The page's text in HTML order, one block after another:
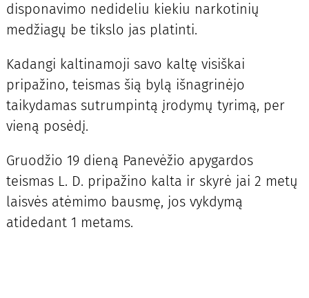
disponavimo nedideliu kiekiu narkotinių
medžiagų be tikslo jas platinti.
Kadangi kaltinamoji savo kaltę visiškai
pripažino, teismas šią bylą išnagrinėjo
taikydamas sutrumpintą įrodymų tyrimą, per
vieną posėdį.
Gruodžio 19 dieną Panevėžio apygardos
teismas L. D. pripažino kalta ir skyrė jai 2 metų
laisvės atėmimo bausmę, jos vykdymą
atidedant 1 metams.